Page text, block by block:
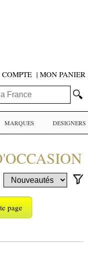
| MON PANIER
🔍
MARQUES DESIGNERS
page